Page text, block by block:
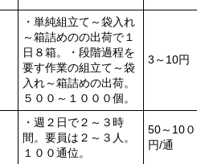
・単純組立て～袋入れ
～箱詰めのの出荷で１
日８箱。・段階過程を
要す作業の組立て～袋
入れ～箱詰めの出荷。
５００～１０００個。
3～10円
・週２日で２～３時
間。要員は２～３人。
１００通位。
50～10０
円/通